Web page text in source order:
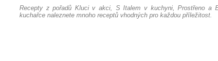
Recepty z pořadů Kluci v akci, S Italem v kuchyni, Prostřeno a
kuchařce naleznete mnoho receptů vhodných pro každou příležitost.